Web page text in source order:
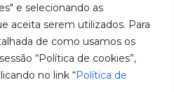
e selecionando as
aceita serem utilizados. Para
de como usamos os
“Política de cookies”,
no link “Política de
SP
CEP: 09780-
001
Contact
Us